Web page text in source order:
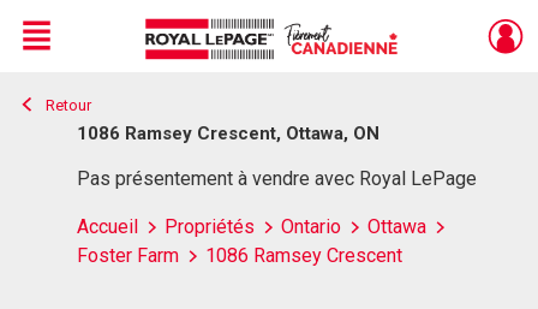
Live
En Direct
Menu
Retour
1086 Ramsey Crescent, Ottawa, ON
Pas présentement à vendre avec Royal LePage
Accueil Propriétés Ontario
Ottawa
Foster Farm
1086 Ramsey Crescent